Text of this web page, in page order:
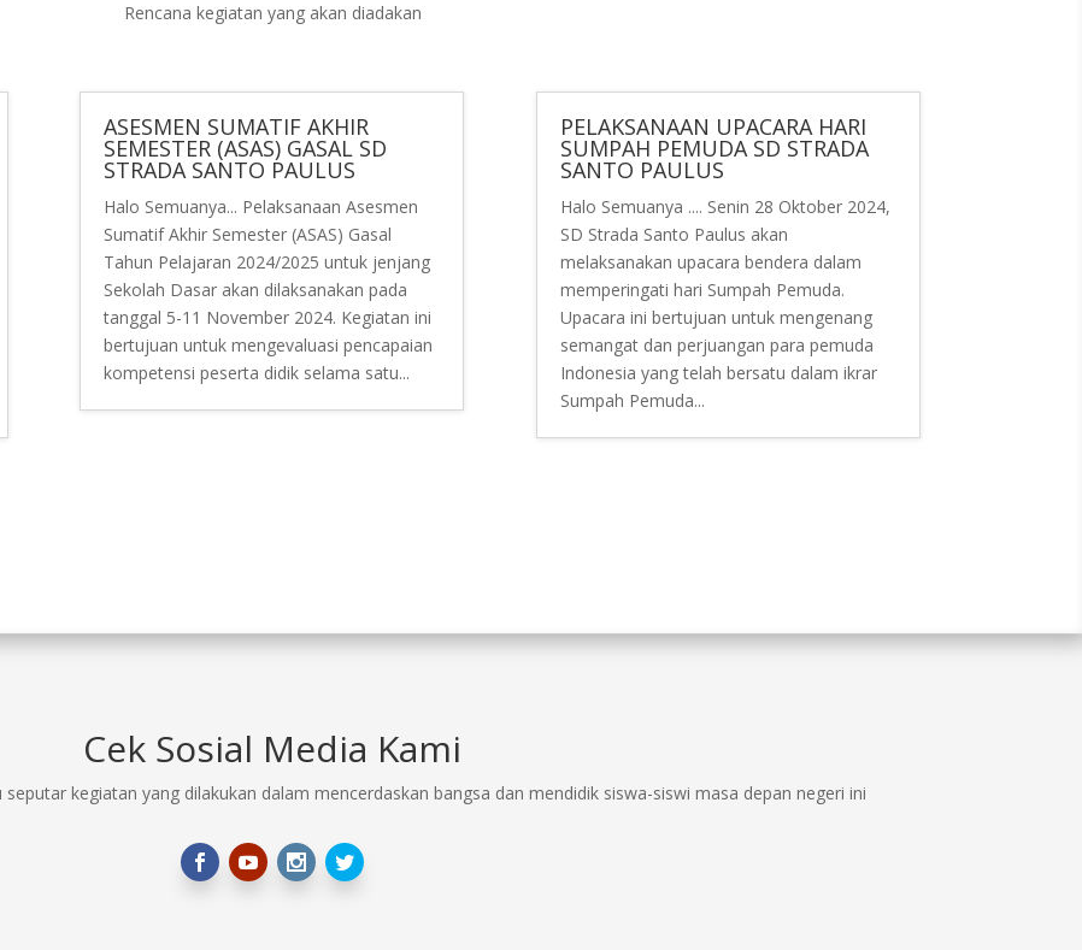
Rencana kegiatan yang akan diadakan
ASESMEN SUMATIF AKHIR
SEMESTER (ASAS) GASAL SD
STRADA SANTO PAULUS
Halo Semuanya... Pelaksanaan Asesmen
Sumatif Akhir Semester (ASAS) Gasal
Tahun Pelajaran 2024/2025 untuk jenjang
Sekolah Dasar akan dilaksanakan pada
tanggal 5-11 November 2024. Kegiatan ini
bertujuan untuk mengevaluasi pencapaian
kompetensi peserta didik selama satu...
PELAKSANAAN UPACARA HARI
SUMPAH PEMUDA SD STRADA
SANTO PAULUS
Halo Semuanya .... Senin 28 Oktober 2024,
SD Strada Santo Paulus akan
melaksanakan upacara bendera dalam
memperingati hari Sumpah Pemuda.
Upacara ini bertujuan untuk mengenang
semangat dan perjuangan para pemuda
Indonesia yang telah bersatu dalam ikrar
Sumpah Pemuda...
Cek Sosial Media Kami
kegiatan yang dilakukan dalam mencerdaskan bangsa dan mendidik siswa-siswi masa depan negeri ini